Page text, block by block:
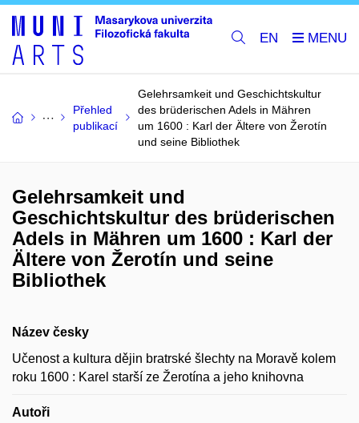
EN
Přehled
publikací
Gelehrsamkeit und Geschichtskultur
des brüderischen Adels in Mähren
um 1600 : Karl der Ältere von Žerotín
und seine Bibliothek
Gelehrsamkeit und
Geschichtskultur des brüderischen
Adels in Mähren um 1600 : Karl der
Ältere von Žerotín und seine
Bibliothek
Název česky
Učenost a kultura dějin bratrské šlechty na Moravě kolem
roku 1600 : Karel starší ze Žerotína a jeho knihovna
Autoři